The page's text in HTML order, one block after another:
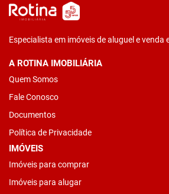
Especialista em imóveis de aluguel e venda
A ROTINA IMOBILIÁRIA
Quem Somos
Fale Conosco
Documentos
Política de Privacidade
IMÓVEIS
Imóveis para comprar
Imóveis para alugar